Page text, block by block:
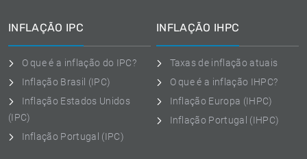
INFLAÇÃO IPC
O que é a inflação do IPC?
Inflação Brasil (IPC)
Inflação Estados Unidos
(IPC)
Inflação Portugal (IPC)
INFLAÇÃO IHPC
Taxas de inflação atuais
O que é a inflação IHPC?
Inflação Europa (IHPC)
Inflação Portugal (IHPC)